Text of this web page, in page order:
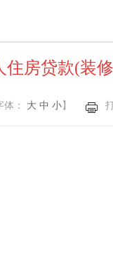
房贷款(装
体： 大 中 小】